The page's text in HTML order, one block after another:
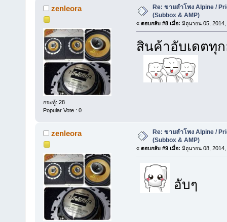
zenleora
กระทู้: 28
Popular Vote : 0
Re: ขายลำโพง Alpine /
(Subbox & AMP)
« ตอบกลับ #8 เมื่อ: มิถุนายน 05, 2014,
สินค้าอับเดตทุ
zenleora
Re: ขายลำโพง Alpine /
(Subbox & AMP)
« ตอบกลับ #9 เมื่อ: มิถุนายน 08, 2014,
อับๆ